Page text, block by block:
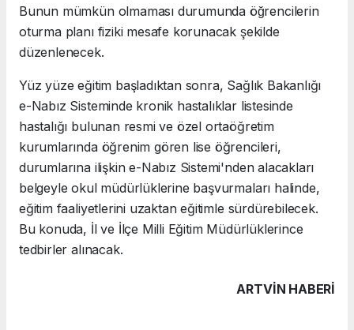
Bunun mümkün olmaması durumunda öğrencilerin
oturma planı fiziki mesafe korunacak şekilde
düzenlenecek.
Yüz yüze eğitim başladıktan sonra, Sağlık Bakanlığı
e-Nabız Sisteminde kronik hastalıklar listesinde
hastalığı bulunan resmi ve özel ortaöğretim
kurumlarında öğrenim gören lise öğrencileri,
durumlarına ilişkin e-Nabız Sistemi'nden alacakları
belgeyle okul müdürlüklerine başvurmaları halinde,
eğitim faaliyetlerini uzaktan eğitimle sürdürebilecek.
Bu konuda, İl ve İlçe Milli Eğitim Müdürlüklerince
tedbirler alınacak.
ARTVIN HABERİ